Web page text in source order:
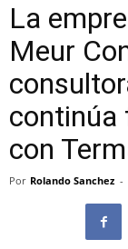
La
Meur
continúa
con
Por Rolando Sanchez -